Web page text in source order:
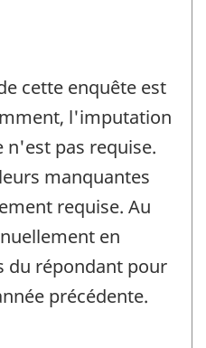
cette enquête est
l'imputation
n'est pas requise.
manquantes
requise. Au
en
du répondant pour
précédente.